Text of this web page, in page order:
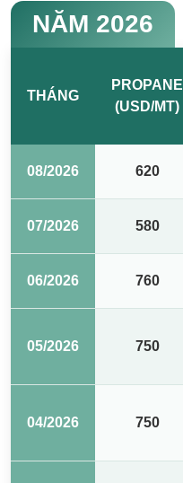
NĂM 2026
THÁNG
PROPANE
(USD/MT)
08/2026 620
07/2026 580
06/2026 760
05/2026 750
04/2026 750